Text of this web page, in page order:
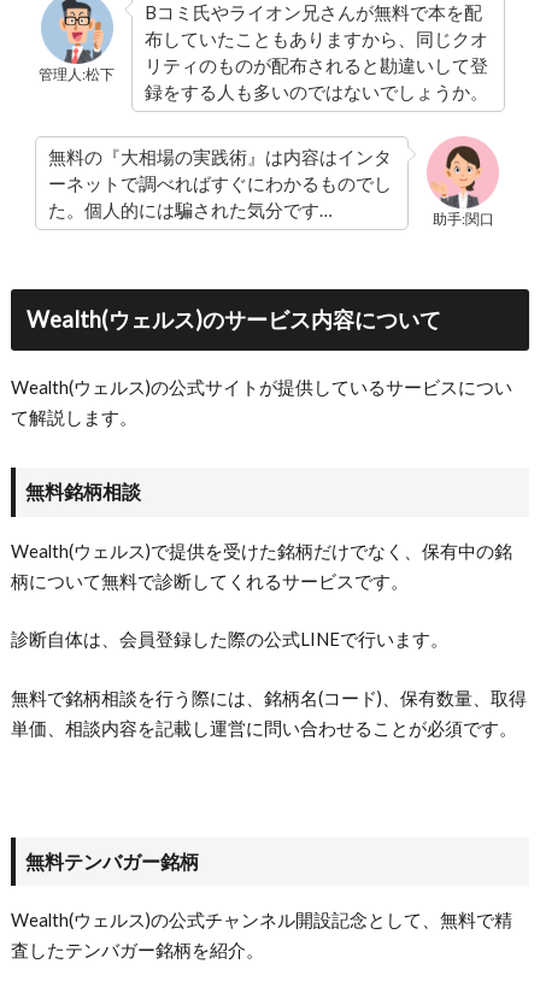
管理人:松下
Bコミ氏やライオン兄さんが無料で本を配
布していたこともありますから、同じクオ
リティのものが配布されると勘違いして登
録をする人も多いのではないでしょうか。
助手:関口
無料の『大相場の実践術』は内容はインタ
ーネットで調べればすぐにわかるものでし
た。個人的には騙された気分です…
Wealth(ウェルス)のサービス内容について
Wealth(ウェルス)の公式サイトが提供しているサービスについ
て解説します。
無料銘柄相談
Wealth(ウェルス)で提供を受けた銘柄だけでなく、保有中の銘
柄について無料で診断してくれるサービスです。
診断自体は、会員登録した際の公式LINEで行います。
無料で銘柄相談を行う際には、銘柄名(コード)、保有数量、取得
単価、相談内容を記載し運営に問い合わせることが必須です。
無料テンバガー銘柄
Wealth(ウェルス)の公式チャンネル開設記念として、無料で精
査したテンバガー銘柄を紹介。